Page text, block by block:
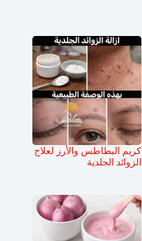
كريم البطاطس والأرز لعلاج
الزوائد الجلدية